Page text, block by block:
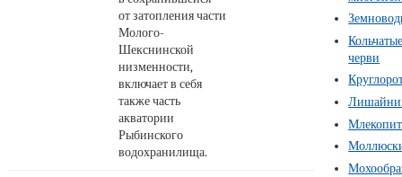
от затопления части
Молого-
Шекснинской
низменности,
включает в себя
также часть
акватории
Рыбинского
водохранилища.
черви